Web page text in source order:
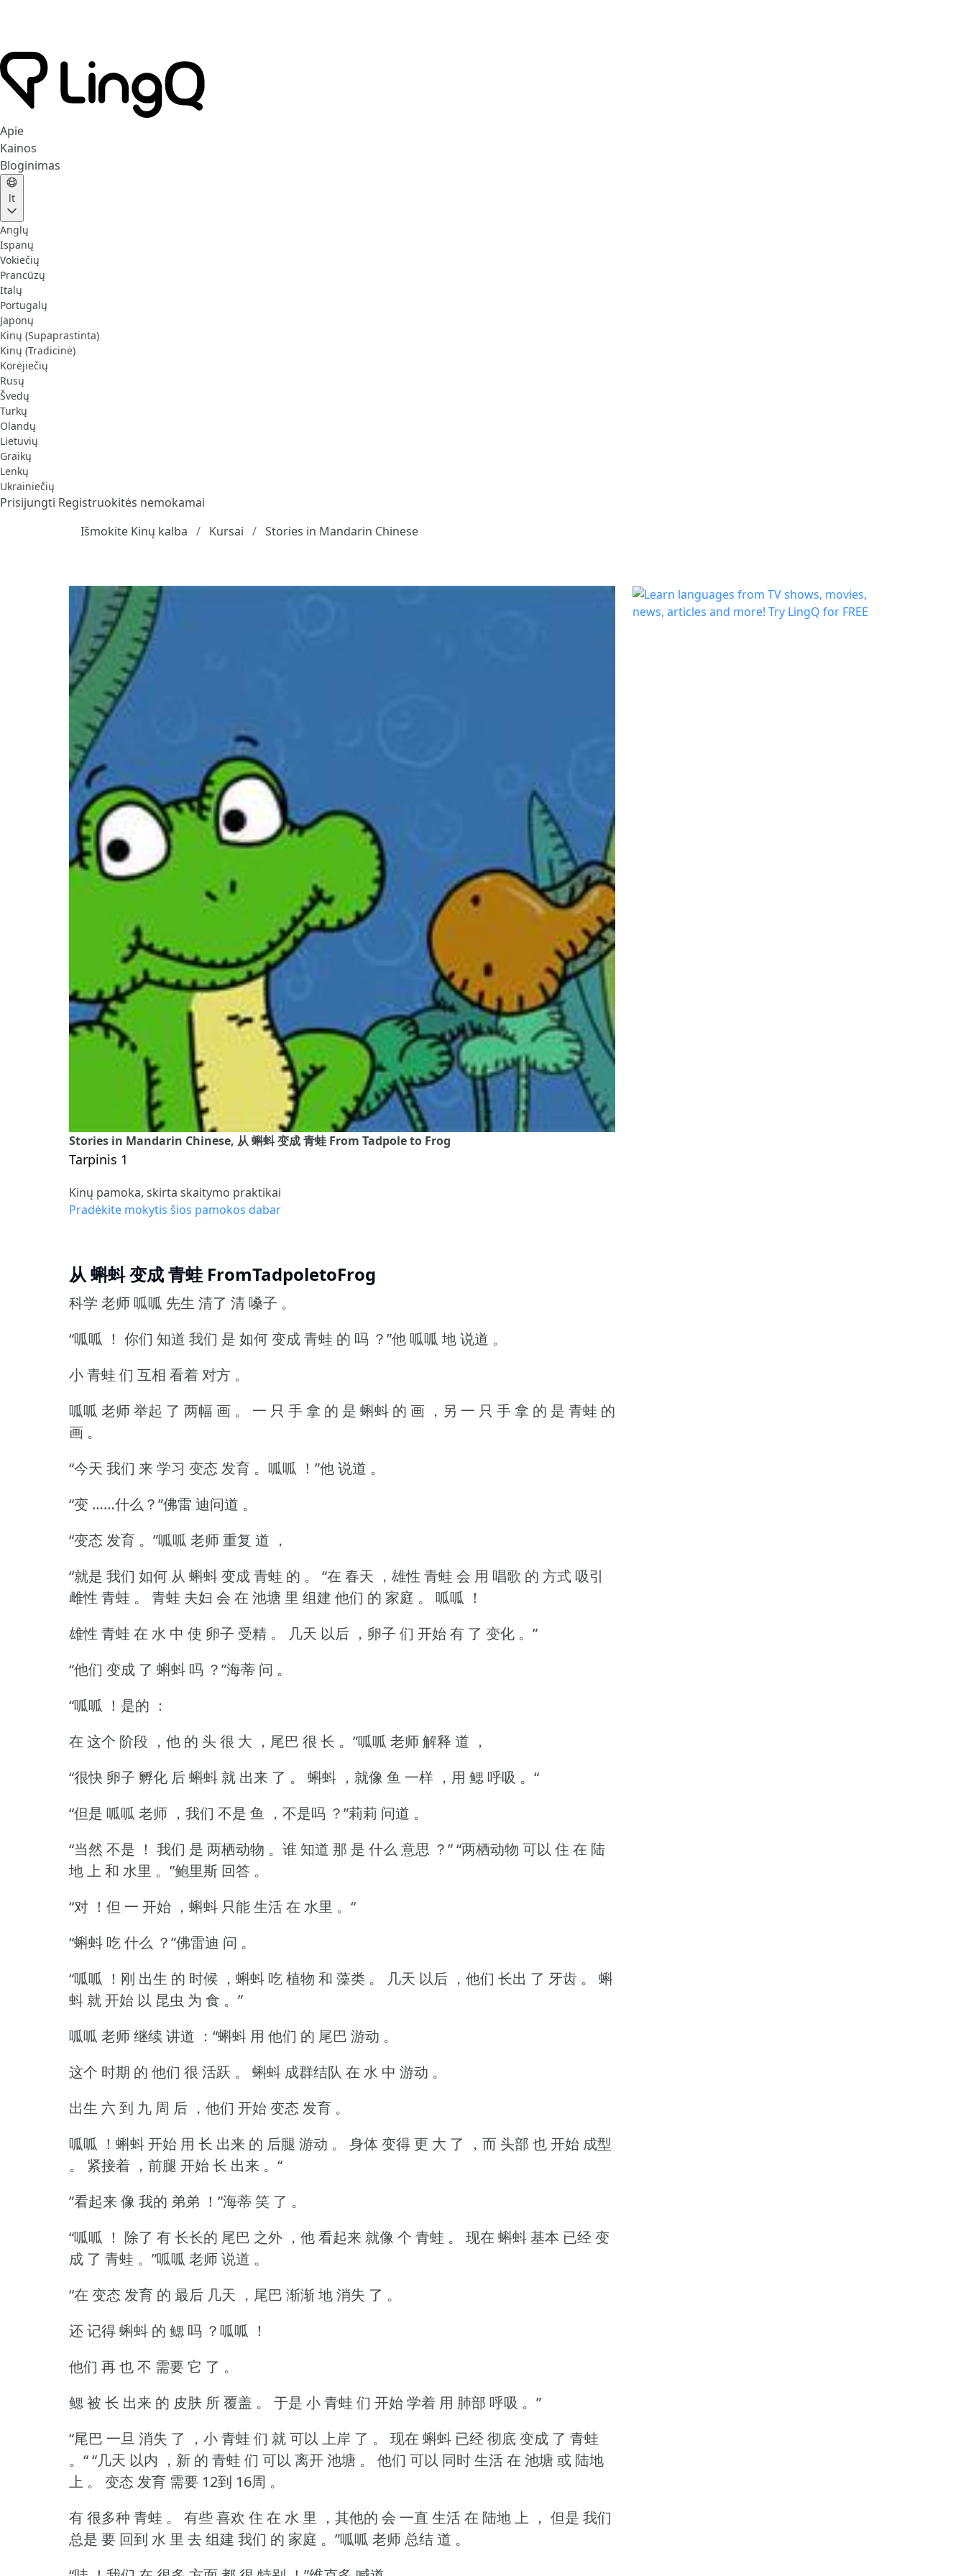
Apie
Kainos
Bloginimas
lt
Anglų
Ispanų
Vokiečių
Prancūzų
Italų
Portugalų
Japonų
Kinų (Supaprastinta)
Kinų (Tradicinė)
Korėjiečių
Rusų
Švedų
Turkų
Olandų
Lietuvių
Graikų
Lenkų
Ukrainiečių
Prisijungti Registruokitės nemokamai
Išmokite Kinų kalba
Kursai Stories in Mandarin Chinese
Stories in Mandarin Chinese, 从 蝌蚪 变成 青蛙 From Tadpole to Frog
Tarpinis 1
Kinų pamoka, skirta skaitymo praktikai
Pradėkite mokytis šios pamokos dabar
从 蝌蚪 变成 青蛙 FromTadpoletoFrog
科学 老师 呱呱 先生 清了 清 嗓子 。
“呱呱 ！ 你们 知道 我们 是 如何 变成 青蛙 的 吗 ？”他 呱呱 地 说道 。
小 青蛙 们 互相 看着 对方 。
呱呱 老师 举起 了 两幅 画 。
一 只 手 拿 的 是 蝌蚪 的 画 ，另 一 只 手 拿 的 是 青蛙 的
画 。
“今天 我们 来 学习 变态 发育 。呱呱 ！”他 说道 。
“变 ……什么？”佛雷 迪问道 。
“变态 发育 。”呱呱 老师 重复 道 ，
“就是 我们 如何 从 蝌蚪 变成 青蛙 的 。
“在 春天 ，雄性 青蛙 会 用 唱歌 的 方式 吸引
雌性 青蛙 。
青蛙 夫妇 会 在 池塘 里 组建 他们 的 家庭 。
呱呱 ！
雄性 青蛙 在 水 中 使 卵子 受精 。
几天 以后 ，卵子 们 开始 有 了 变化 。”
“他们 变成 了 蝌蚪 吗 ？”海蒂 问 。
“呱呱 ！是的 ：
在 这个 阶段 ，他 的 头 很 大 ，尾巴 很 长 。”呱呱 老师 解释 道 ，
“很快 卵子 孵化 后 蝌蚪 就 出来 了 。
蝌蚪 ，就像 鱼 一样 ，用 鳃 呼吸 。“
“但是 呱呱 老师 ，我们 不是 鱼 ，不是吗 ？”莉莉 问道 。
“当然 不是 ！ 我们 是 两栖动物 。谁 知道 那 是 什么 意思 ？”“两栖动物 可以 住 在 陆
地 上 和 水里 。”鲍里斯 回答 。
“对 ！但 一 开始 ，蝌蚪 只能 生活 在 水里 。“
“蝌蚪 吃 什么 ？”佛雷迪 问 。
“呱呱 ！刚 出生 的 时候 ，蝌蚪 吃 植物 和 藻类 。
几天 以后 ，他们 长出 了 牙齿 。
蝌
蚪 就 开始 以 昆虫 为 食 。”
呱呱 老师 继续 讲道 ：“蝌蚪 用 他们 的 尾巴 游动 。
这个 时期 的 他们 很 活跃 。
蝌蚪 成群结队 在 水 中 游动 。
出生 六 到 九 周 后 ，他们 开始 变态 发育 。
呱呱 ！蝌蚪 开始 用 长 出来 的 后腿 游动 。
身体 变得 更 大 了 ，而 头部 也 开始 成型
。
紧接着 ，前腿 开始 长 出来 。“
”看起来 像 我的 弟弟 ！”海蒂 笑 了 。
“呱呱 ！ 除了 有 长长的 尾巴 之外 ，他 看起来 就像 个 青蛙 。
现在 蝌蚪 基本 已经 变
成 了 青蛙 。”呱呱 老师 说道 。
“在 变态 发育 的 最后 几天 ，尾巴 渐渐 地 消失 了 。
还 记得 蝌蚪 的 鳃 吗 ？呱呱 ！
他们 再 也 不 需要 它 了 。
鳃 被 长 出来 的 皮肤 所 覆盖 。
于是 小 青蛙 们 开始 学着 用 肺部 呼吸 。”
“尾巴 一旦 消失 了 ，小 青蛙 们 就 可以 上岸 了 。
现在 蝌蚪 已经 彻底 变成 了 青蛙
。““几天 以内 ，新 的 青蛙 们 可以 离开 池塘 。
他们 可以 同时 生活 在 池塘 或 陆地
上 。
变态 发育 需要 12到 16周 。
有 很多种 青蛙 。
有些 喜欢 住 在 水 里 ，其他的 会 一直 生活 在 陆地 上 ， 但是 我们
总是 要 回到 水 里 去 组建 我们 的 家庭 。”呱呱 老师 总结 道 。